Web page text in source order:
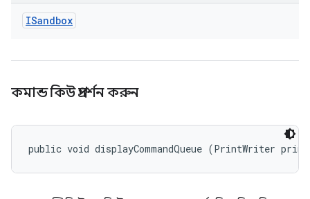
ISandbox
কমান্ড কিউ প্রদর্শন করুন
public void displayCommandQueue (PrintWriter